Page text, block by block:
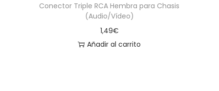
Conector Triple RCA Hembra para Chasis
(Audio/Vídeo)
1,49€
Añadir al carrito